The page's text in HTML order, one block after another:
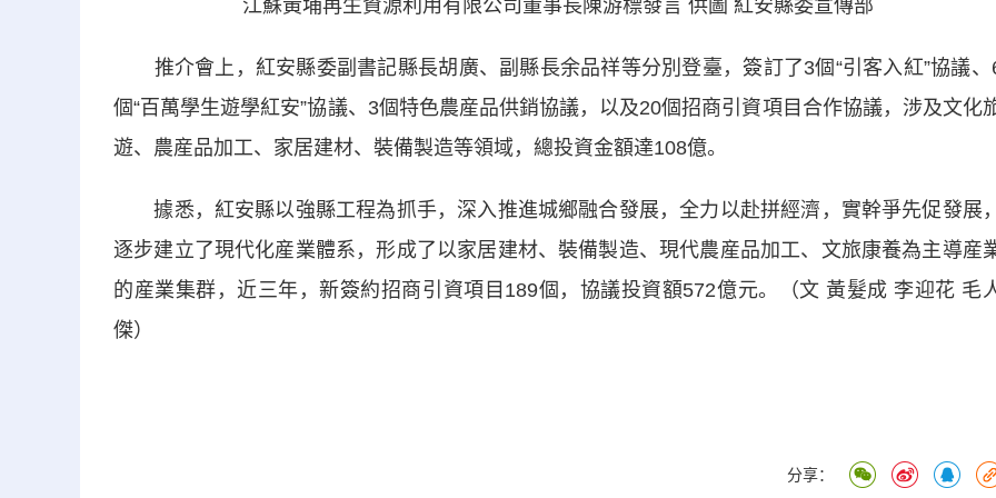
江蘇黃埔再生資源利用有限公司董事長陳游標發言 供圖 紅安縣委宣傳部
推介會上，紅安縣委副書記縣長胡廣、副縣長余品祥等分別登臺，簽訂了3個“引客入紅”協議、
個“百萬學生遊學紅安”協議、3個特色農産品供銷協議，以及20個招商引資項目合作協議，涉及文化
遊、農産品加工、家居建材、裝備製造等領域，總投資金額達108億。
據悉，紅安縣以強縣工程為抓手，深入推進城鄉融合發展，全力以赴拼經濟，實幹爭先促發展，
逐步建立了現代化産業體系，形成了以家居建材、裝備製造、現代農産品加工、文旅康養為主導産
的産業集群，近三年，新簽約招商引資項目189個，協議投資額572億元。（文 黃髮成 李迎花 毛
傑）
分享：